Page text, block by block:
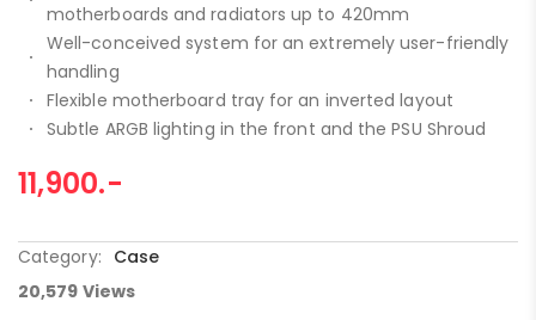
motherboards and radiators up to 420mm
Well-conceived system for an extremely user-friendly
handling
Flexible motherboard tray for an inverted layout
Subtle ARGB lighting in the front and the PSU Shroud
11,900.-
Category: Case
20,579 Views